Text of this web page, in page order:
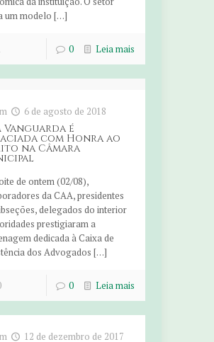
um modelo […]
0 Leia mais
6 de agosto de 2018
Vanguarda é
com Honra ao
na Câmara
de ontem (02/08),
da CAA, presidentes
delegados do interior
prestigiaram a
dedicada à Caixa de
dos Advogados […]
0 Leia mais
12 de dezembro de 2017